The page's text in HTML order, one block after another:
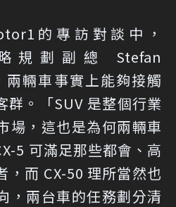
的專訪對談中，
規劃副總 Stefan
輛車事實上能夠接觸
群。「SUV 是整個行業
場，這也是為何兩輛車
5 可滿足那些都會、高
，而 CX-50 理所當然也
，兩台車的任務劃分清